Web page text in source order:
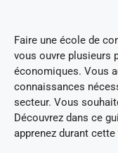
Faire une école de
vous ouvre plusieurs
économiques. Vous
connaissances
secteur. Vous
Découvrez dans ce
apprenez durant